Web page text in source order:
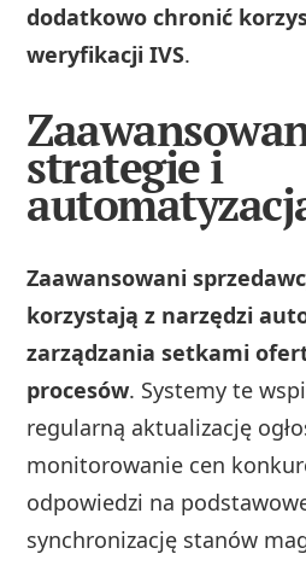
dodatkowo chronić
weryfikacji IVS.
strategie i
Zaawansowani
korzystają z narzędzi
zarządzania setkami
procesów. Systemy te
regularną aktualizację
monitorowanie cen
odpowiedzi na
synchronizację stanów